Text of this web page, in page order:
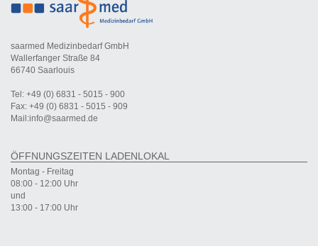
saarmed Medizinbedarf GmbH
Wallerfanger Straße 84
66740 Saarlouis
Tel: +49 (0) 6831 - 5015 - 900
Fax: +49 (0) 6831 - 5015 - 909
Mail:info@saarmed.de
ÖFFNUNGSZEITEN LADENLOKAL
Montag - Freitag
08:00 - 12:00 Uhr
und
13:00 - 17:00 Uhr